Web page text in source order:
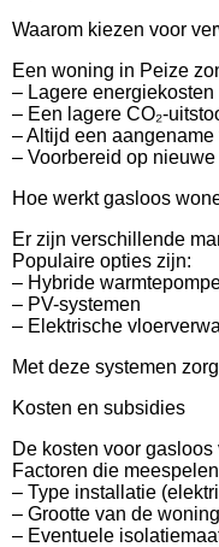
Waarom kiezen voor
Een woning in Peize
– Lagere energiekosten
– Een lagere CO₂-
– Altijd een aangename
– Voorbereid op
Hoe werkt gasloos
Er zijn verschillende
Populaire opties zijn:
– Hybride
– PV-systemen
– Elektrische
Met deze systemen
Kosten en subsidies
De kosten voor
Factoren die
– Type installatie
– Grootte van de woning
– Eventuele